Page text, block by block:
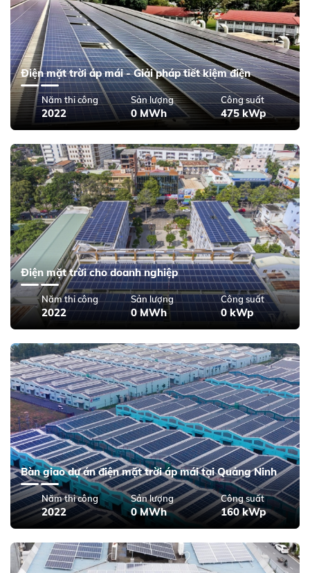
Điện mặt trời áp mái - Giải pháp tiết kiệm điện
Năm thi công
2022
Sản lượng
0 MWh
Công suất
475 kWp
Điện mặt trời cho doanh nghiệp
Năm thi công
2022
Sản lượng
0 MWh
Công suất
0 kWp
Bàn giao dự án điện mặt trời áp mái tại Quảng Ninh
Năm thi công
2022
Sản lượng
0 MWh
Công suất
160 kWp